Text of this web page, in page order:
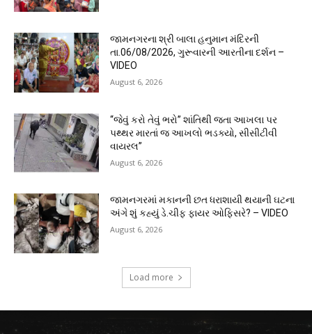
જામનગરના શ્રી બાલા હનુમાન મંદિરની
તા.06/08/2026, ગુરૂવારની આરતીના દર્શન –
VIDEO
August 6, 2026
“જેવું કરો તેવું ભરો” શાંતિથી જતા આખલા પર
પથ્થર મારતાં જ આખલો ભડક્યો, સીસીટીવી
વાયરલ”
August 6, 2026
જામનગરમાં મકાનની છત ધરાશાયી થયાની ઘટના
અંગે શું કહ્યું ડે.ચીફ ફાયર ઓફિસરે? – VIDEO
August 6, 2026
Load more